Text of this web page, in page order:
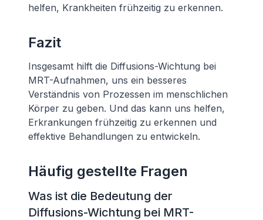
helfen, Krankheiten frühzeitig zu erkennen.
Fazit
Insgesamt hilft die Diffusions-Wichtung bei
MRT-Aufnahmen, uns ein besseres
Verständnis von Prozessen im menschlichen
Körper zu geben. Und das kann uns helfen,
Erkrankungen frühzeitig zu erkennen und
effektive Behandlungen zu entwickeln.
Häufig gestellte Fragen
Was ist die Bedeutung der
Diffusions-Wichtung bei MRT-